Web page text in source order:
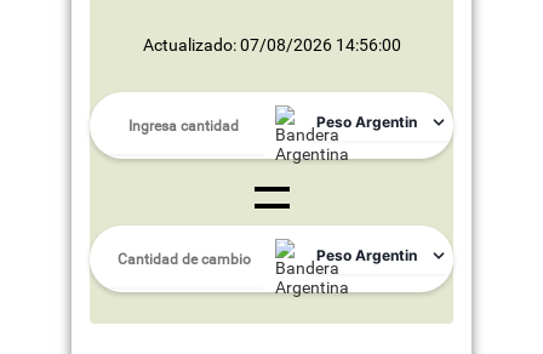
Actualizado: 07/08/2026 14:56:00